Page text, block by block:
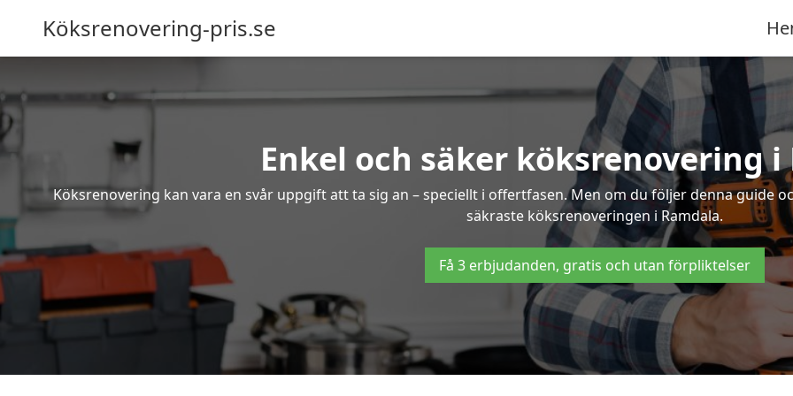
Köksrenovering-pris.se
Enkel och säker köksrenovering i
Köksrenovering kan vara en svår uppgift att ta sig an – speciellt i offertfasen. Men om du följer denna guide
säkraste köksrenoveringen i Ramdala.
Få 3 erbjudanden, gratis och utan förpliktelser